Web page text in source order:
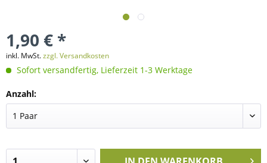
1,90 € *
inkl. MwSt.zzgl. Versandkosten
Sofort versandfertig, Lieferzeit 1-3 Werktage
Anzahl: